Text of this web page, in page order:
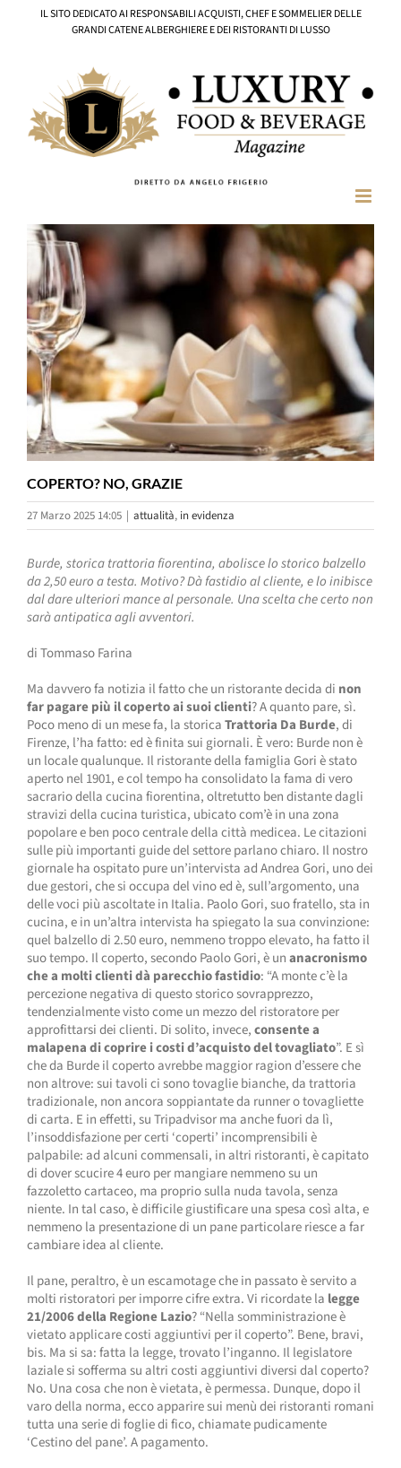
IL SITO DEDICATO AI RESPONSABILI ACQUISTI, CHEF E SOMMELIER DELLE
GRANDI CATENE ALBERGHIERE E DEI RISTORANTI DI LUSSO
Ingrandisci
immagine
COPERTO? NO, GRAZIE
27 Marzo 2025 14:05 | attualità, in evidenza
Burde, storica trattoria fiorentina, abolisce lo storico balzello
da 2,50 euro a testa. Motivo? Dà fastidio al cliente, e lo inibisce
dal dare ulteriori mance al personale. Una scelta che certo non
sarà antipatica agli avventori.
di Tommaso Farina
Ma davvero fa notizia il fatto che un ristorante decida di non
far pagare più il coperto ai suoi clienti? A quanto pare, sì.
Poco meno di un mese fa, la storicaTrattoria Da Burde, di
Firenze, l’ha fatto: ed è finita sui giornali. È vero: Burde non è
un locale qualunque. Il ristorante della famiglia Gori è stato
aperto nel 1901, e col tempo ha consolidato la fama di vero
sacrario della cucina fiorentina, oltretutto ben distante dagli
stravizi della cucina turistica, ubicato com’è in una zona
popolare e ben poco centrale della città medicea. Le citazioni
sulle più importanti guide del settore parlano chiaro. Il nostro
giornale ha ospitato pure un’intervista ad Andrea Gori, uno dei
due gestori, che si occupa del vino ed è, sull’argomento, una
delle voci più ascoltate in Italia. Paolo Gori, suo fratello, sta in
cucina, e in un’altra intervista ha spiegato la sua convinzione:
quel balzello di 2.50 euro, nemmeno troppo elevato, ha fatto il
suo tempo. Il coperto, secondo Paolo Gori, è unanacronismo
che a molti clienti dà parecchio fastidio: “A monte c’è la
percezione negativa di questo storico sovrapprezzo,
tendenzialmente visto come un mezzo del ristoratore per
approfittarsi dei clienti. Di solito, invece,consente a
malapena di coprire i costi d’acquisto del tovagliato”. E sì
che da Burde il coperto avrebbe maggior ragion d’essere che
non altrove: sui tavoli ci sono tovaglie bianche, da trattoria
tradizionale, non ancora soppiantate da runner o tovagliette
di carta. E in effetti, su Tripadvisor ma anche fuori da lì,
l’insoddisfazione per certi ‘coperti’ incomprensibili è
palpabile: ad alcuni commensali, in altri ristoranti, è capitato
di dover scucire 4 euro per mangiare nemmeno su un
fazzoletto cartaceo, ma proprio sulla nuda tavola, senza
niente. In tal caso, è difficile giustificare una spesa così alta, e
nemmeno la presentazione di un pane particolare riesce a far
cambiare idea al cliente.
Il pane, peraltro, è un escamotage che in passato è servito a
molti ristoratori per imporre cifre extra. Vi ricordate la legge
21/2006 della Regione Lazio? “Nella somministrazione è
vietato applicare costi aggiuntivi per il coperto”. Bene, bravi,
bis. Ma si sa: fatta la legge, trovato l’inganno. Il legislatore
laziale si sofferma su altri costi aggiuntivi diversi dal coperto?
No. Una cosa che non è vietata, è permessa. Dunque, dopo il
varo della norma, ecco apparire sui menù dei ristoranti romani
tutta una serie di foglie di fico, chiamate pudicamente
‘Cestino del pane’. A pagamento.